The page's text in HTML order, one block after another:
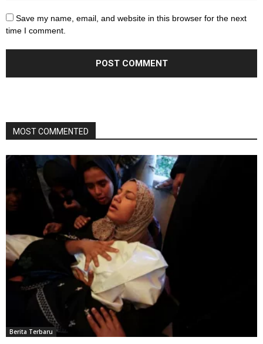
Save my name, email, and website in this browser for the next
time I comment.
MOST COMMENTED
Berita Terbaru